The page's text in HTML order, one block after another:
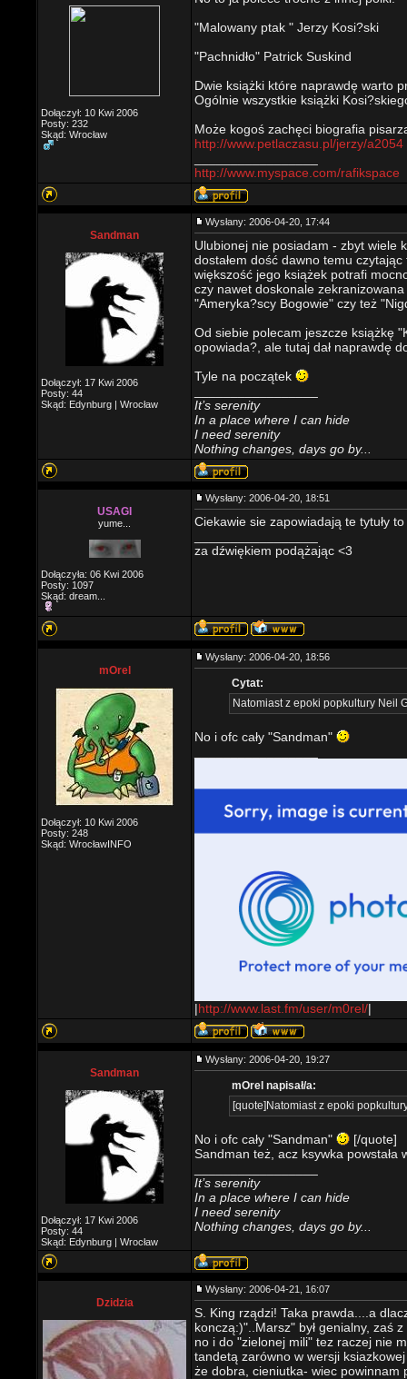
Dołączył: 10 Kwi 2006
Posty: 232
Skąd: Wrocław
"Malowany ptak " Jerzy Kosi?ski
"Pachnidło" Patrick Suskind
Dwie książki które naprawdę warto
Ogólnie wszystkie książki
Może kogoś zachęci biografia
http://www.petlaczasu.pl/jerzy/a2054
http://www.myspace.com/rafikspace
Sandman
Dołączył: 17 Kwi 2006
Posty: 44
Skąd: Edynburg | Wrocław
Wysłany: 2006-04-20, 17:44
Ulubionej nie posiadam - zbyt wiele
dostałem dość dawno temu
większość jego książek potrafi
czy nawet doskonale
"Ameryka?scy Bogowie" czy też
Od siebie polecam jeszcze książkę
opowiada?, ale tutaj dał naprawdę
Tyle na początek
It’s serenity
In a place where I can hide
I need serenity
Nothing changes, days go by...
USAGI
yume...
Dołączyła: 06 Kwi 2006
Posty: 1097
Skąd: dream...
Wysłany: 2006-04-20, 18:51
Ciekawie sie zapowiadają te tytuły
za dźwiękiem podążając <3
mOrel
Dołączył: 10 Kwi 2006
Posty: 248
Skąd: WrocławINFO
Wysłany: 2006-04-20, 18:56
Cytat:
Natomiast z epoki popkultury Neil
No i ofc cały "Sandman"
|http://www.last.fm/user/m0rel/|
Sandman
Dołączył: 17 Kwi 2006
Posty: 44
Skąd: Edynburg | Wrocław
Wysłany: 2006-04-20, 19:27
mOrel napisał/a:
[quote]Natomiast z epoki
No i ofc cały "Sandman"
[/quote]
Sandman też, acz ksywka
It’s serenity
In a place where I can hide
I need serenity
Nothing changes, days go by...
Dzidzia
Wysłany: 2006-04-21, 16:07
S. King rządzi! Taka prawda....a
konczą:)"..Marsz" był genialny, zaś
no i do "zielonej mili" tez raczej nie
tandetą zarówno w wersji
że dobra, cieniutka- wiec powinnam